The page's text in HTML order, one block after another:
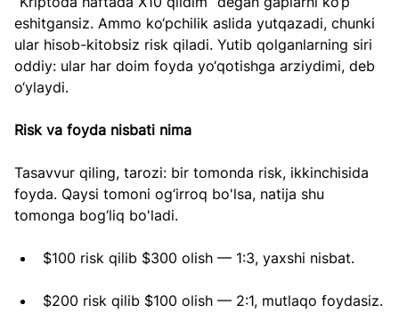
eshitgansiz. Ammo ko‘pchilik aslida yutqazadi, chunki
ular hisob-kitobsiz risk qiladi. Yutib qolganlarning siri
oddiy: ular har doim foyda yo‘qotishga arziydimi, deb
o‘ylaydi.
Risk va foyda nisbati nima
Tasavvur qiling, tarozi: bir tomonda risk, ikkinchisida
foyda. Qaysi tomoni og‘irroq bo'lsa, natija shu
tomonga bog‘liq bo'ladi.
$100 risk qilib $300 olish — 1:3, yaxshi nisbat.
$200 risk qilib $100 olish — 2:1, mutlaqo foydasiz.